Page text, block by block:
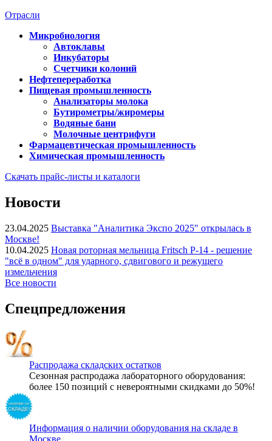
Отрасли
Микробиология
Автоклавы
Инкубаторы
Счетчики колоний
Нефтепереработка
Пищевая промышленность
Анализаторы молока
Бутирометры/жиромеры
Водяные бани
Молочные центрифуги
Фармацевтическая промышленность
Химическая промышленность
Скачать прайс-листы и каталоги
Новости
23.04.2025 Выставка "Аналитика Экспо 2025" открылась в
Москве!
10.04.2025 Новая роторная мельница Fritsch P-14 - решение
"всё в одном" для ударного, сдвигового и режущего
измельчения
Все новости
Спецпредложения
Распродажа складских остатков
Сезонная распродажа лабораторного оборудования:
более 150 позиций с невероятными скидками до 50%!
Информация о наличии оборудования на складе в
Москве